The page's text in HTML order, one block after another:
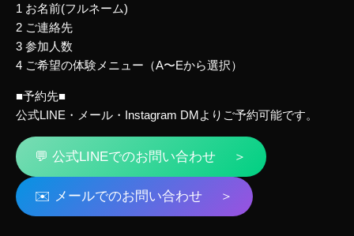
1 お名前(フルネーム)
2 ご連絡先
3 参加人数
4 ご希望の体験メニュー（A〜Eから選択）
■予約先■
公式LINE・メール・Instagram DMよりご予約可能です。
💬 公式LINEでのお問い合わせ ＞
✉️ メールでのお問い合わせ ＞